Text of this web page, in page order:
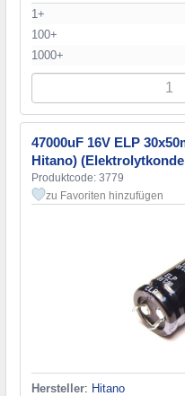
1+
100+
1000+
47000uF 16V ELP
Hitano)
Produktcode: 3779
zu Favoriten hinzufügen
Hersteller: Hitano